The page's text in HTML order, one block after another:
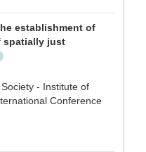
establishment of
spatially just
- Institute of
Conference